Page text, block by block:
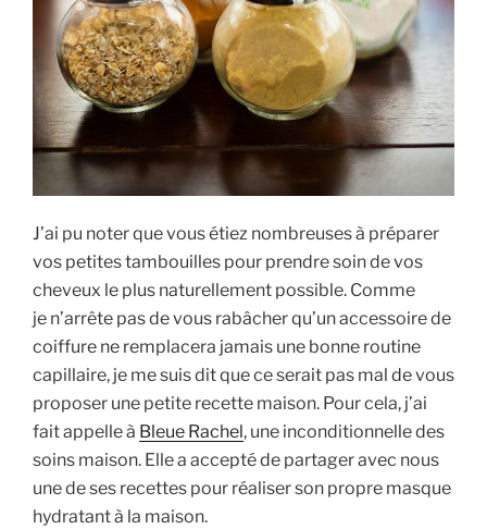
J’ai pu noter que vous étiez nombreuses à préparer
vos petites tambouilles pour prendre soin de vos
cheveux le plus naturellement possible. Comme
je n’arrête pas de vous rabâcher qu’un accessoire de
coiffure ne remplacera jamais une bonne routine
capillaire, je me suis dit que ce serait pas mal de vous
proposer une petite recette maison. Pour cela, j’ai
fait appelle à Bleue Rachel, une inconditionnelle des
soins maison. Elle a accepté de partager avec nous
une de ses recettes pour réaliser son propre masque
hydratant à la maison.